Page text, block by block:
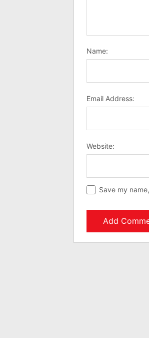
Name:
Email Address:
Website:
Save my